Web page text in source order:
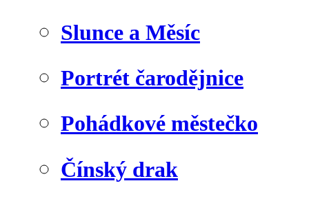
Slunce a Měsíc
Portrét čarodějnice
Pohádkové městečko
Čínský drak